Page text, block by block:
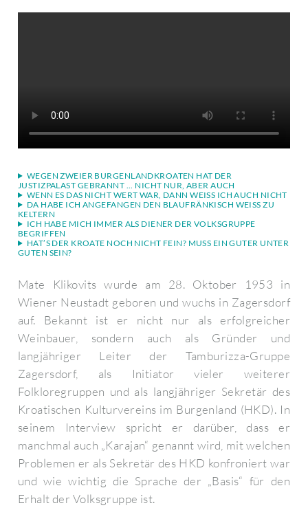
WEGEN ZWEIER BURGENLANDKROATEN HAT DER
JUSTIZPALAST GEBRANNT ... NICHT NUR, ABER AUCH
WENN ES DAS NICHT WERT WAR, DANN WEISS ICH AUCH NICHT
DA HABE ICH ANGEFANGEN DEN BLAUFRÄNKISCH WEISS ZU K
ELTERN
ICH HABE MICH IMMER ALS DIENER DER VOLKSGRUPPE
BEGRIFFEN
HAT’S DER KROATE NOCH NICHT FEIN? MUSS EIN GUTER UNTER
GUTEN SEIN?
Mate Klikovits wurde am 28. Oktober 1953 in
Wiener Neustadt geboren und wuchs in Zagersdorf
auf. Bekannt ist er nicht nur als erfolgreicher
Weinbauer, sondern auch als Gründer und
langjähriger Leiter der Tamburizza-Gruppe
Zagersdorf, als Initiator vieler weiterer
Folkloregruppen und als langjähriger Sekretär des
Kroatischen Kulturvereins im Burgenland (HKD). In
seinem Interview spricht er darüber, dass er
manchmal auch „Karajan“ genannt wird, mit welchen
Problemen er als Sekretär des HKD konfroniert war
und wie wichtig die Sprache der „Basis“ für den
Erhalt der Volksgruppe ist.